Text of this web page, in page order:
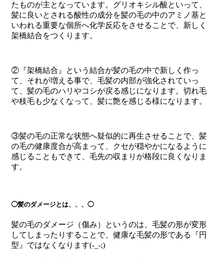
たものが主となっています。 グリオキシル酸といって、
髪に良いとされる酸性の成分を髪の毛の中のアミノ基と
いわれる重要な個所へ化学反応をさせることで、新しく
架橋結合をつくります。
②『架橋結合』という結合が髪の毛の中で新しく作っ
て、それが増える事で、毛髪の内部が強化されていっ
て、髪の毛のハリやコシが戻る感じになります。切れ毛
や枝毛も少なくなって、髪に艶を感じる様になります。
③髪の毛の正常な状態へ疑似的に再生させることで、髪
の毛の健康度合が高まって、クセが穏やかになるように
感じることもできて、毛先の収まりが格段に良くなりま
す。
◯髪のダメージとは、、、◯
髪の毛のダメージ（傷み）というのは、毛髪の形が変形
してしまったりすることで、健康な毛髪の形である『円
型』ではなくなります(-_-;)